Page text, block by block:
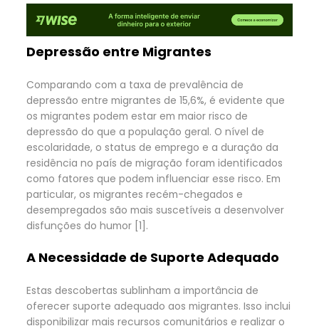
Depressão entre Migrantes
Comparando com a taxa de prevalência de
depressão entre migrantes de 15,6%, é evidente que
os migrantes podem estar em maior risco de
depressão do que a população geral. O nível de
escolaridade, o status de emprego e a duração da
residência no país de migração foram identificados
como fatores que podem influenciar esse risco. Em
particular, os migrantes recém-chegados e
desempregados são mais suscetíveis a desenvolver
disfunções do humor [1].
A Necessidade de Suporte Adequado
Estas descobertas sublinham a importância de
oferecer suporte adequado aos migrantes. Isso inclui
disponibilizar mais recursos comunitários e realizar o